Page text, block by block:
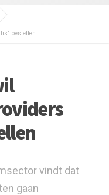
toestellen
vindt dat
gaan